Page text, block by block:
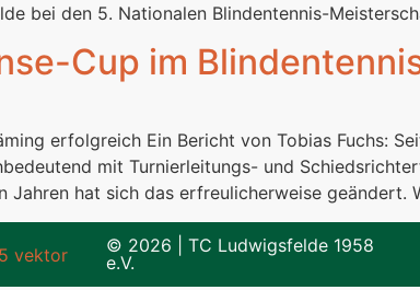
bei den 5. Nationalen Blindentennis-
Cup im
erfolgreich Ein Bericht von Tobias Fuchs:
mit Turnierleitungs- und
Jahren hat sich das erfreulicherweise
© 2026 | TC Ludwigsfelde 1958
e.V.